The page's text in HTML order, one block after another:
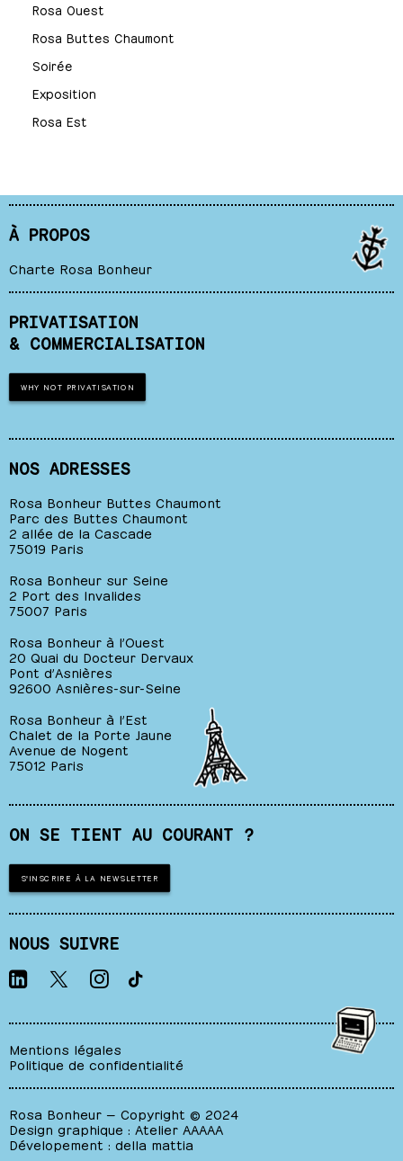
Rosa Ouest
Rosa Buttes Chaumont
Soirée
Exposition
Rosa Est
À PROPOS
Charte Rosa Bonheur
PRIVATISATION
& COMMERCIALISATION
WHY NOT PRIVATISATION
NOS ADRESSES
Rosa Bonheur Buttes Chaumont
Parc des Buttes Chaumont
2 allée de la Cascade
75019 Paris
Rosa Bonheur sur Seine
2 Port des Invalides
75007 Paris
Rosa Bonheur à l’Ouest
20 Quai du Docteur Dervaux
Pont d’Asnières
92600 Asnières-sur-Seine
Rosa Bonheur à l’Est
Chalet de la Porte Jaune
Avenue de Nogent
75012 Paris
ON SE TIENT AU COURANT ?
S'INSCRIRE À LA NEWSLETTER
NOUS SUIVRE
Mentions légales
Politique de confidentialité
Rosa Bonheur — Copyright © 2024
Design graphique : Atelier AAAAA
Dévelopement : della mattia